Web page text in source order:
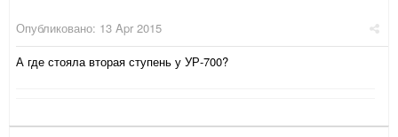
Опубликовано: 13 Apr 2015
А где стояла вторая ступень у УР-700?